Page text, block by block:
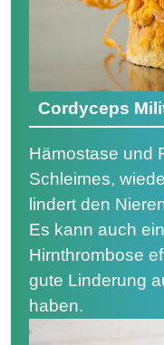
Cordyceps
Hämostase und
Schleimes,
lindert den
Es kann auch
Hirnthrombose
gute Linderung
haben.